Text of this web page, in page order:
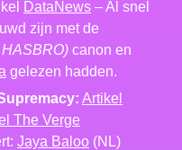
DataNews – Al snel
zijn met de
HASBRO) canon en
gelezen hadden.
Artikel
The Verge
Jaya Baloo (NL)